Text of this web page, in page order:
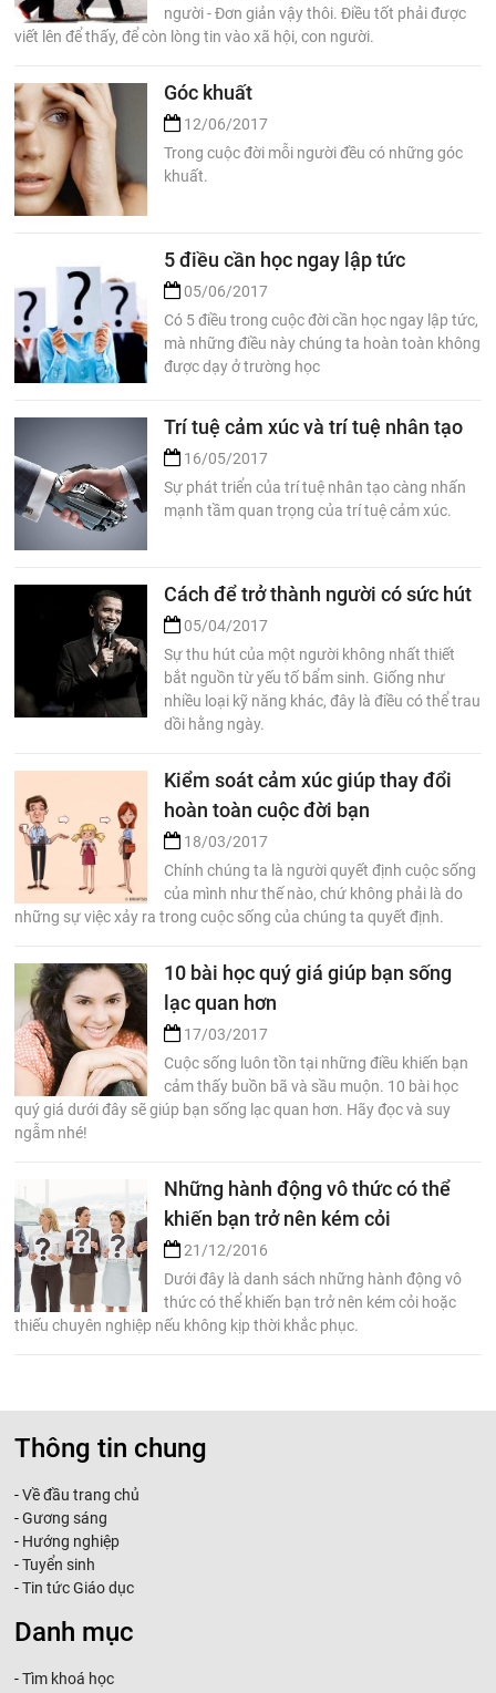
người - Đơn giản vậy thôi. Điều tốt phải được
viết lên để thấy, để còn lòng tin vào xã hội, con người.
Góc khuất
12/06/2017
Trong cuộc đời mỗi người đều có những góc
khuất.
5 điều cần học ngay lập tức
05/06/2017
Có 5 điều trong cuộc đời cần học ngay lập tức,
mà những điều này chúng ta hoàn toàn không
được dạy ở trường học
Trí tuệ cảm xúc và trí tuệ nhân tạo
16/05/2017
Sự phát triển của trí tuệ nhân tạo càng nhấn
mạnh tầm quan trọng của trí tuệ cảm xúc.
Cách để trở thành người có sức hút
05/04/2017
Sự thu hút của một người không nhất thiết
bắt nguồn từ yếu tố bẩm sinh. Giống như
nhiều loại kỹ năng khác, đây là điều có thể trau
dồi hằng ngày.
Kiểm soát cảm xúc giúp thay đổi
hoàn toàn cuộc đời bạn
18/03/2017
Chính chúng ta là người quyết định cuộc sống
của mình như thế nào, chứ không phải là do
những sự việc xảy ra trong cuộc sống của chúng ta quyết định.
10 bài học quý giá giúp bạn sống
lạc quan hơn
17/03/2017
Cuộc sống luôn tồn tại những điều khiến bạn
cảm thấy buồn bã và sầu muộn. 10 bài học
quý giá dưới đây sẽ giúp bạn sống lạc quan hơn. Hãy đọc và suy
ngẫm nhé!
Những hành động vô thức có thể
khiến bạn trở nên kém cỏi
21/12/2016
Dưới đây là danh sách những hành động vô
thức có thể khiến bạn trở nên kém cỏi hoặc
thiếu chuyên nghiệp nếu không kịp thời khắc phục.
Thông tin chung
-Về đầu trang chủ
-Gương sáng
- Hướng nghiệp
-Tuyển sinh
-Tin tức Giáo dục
Danh mục
-Tìm khoá học